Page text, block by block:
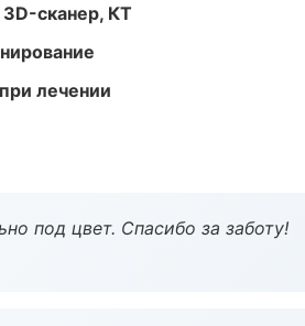
сканер, КТ
лечении
под цвет. Спасибо за заботу!